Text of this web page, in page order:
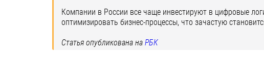
Компании в России все чаще инвестируют в цифровые
оптимизировать бизнес-процессы, что зачастую
Статья опубликована на РБК